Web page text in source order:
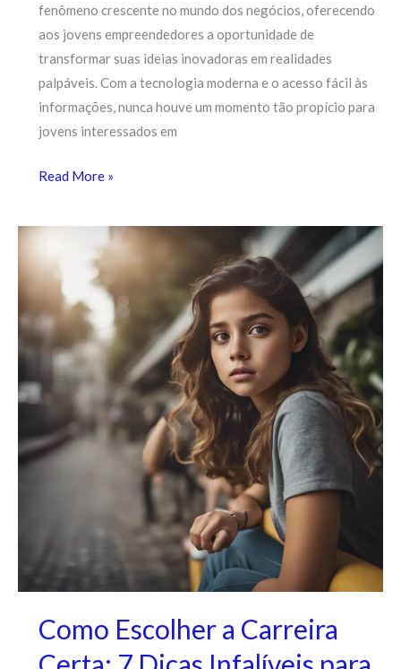
fenômeno crescente no mundo dos negócios, oferecendo
aos jovens empreendedores a oportunidade de
transformar suas ideias inovadoras em realidades
palpáveis. Com a tecnologia moderna e o acesso fácil às
informações, nunca houve um momento tão propício para
jovens interessados em
Read More »
Como Escolher a Carreira
Escolher
a
Carreira
Certa:
Dicas
Infalíveis
para
Jovens